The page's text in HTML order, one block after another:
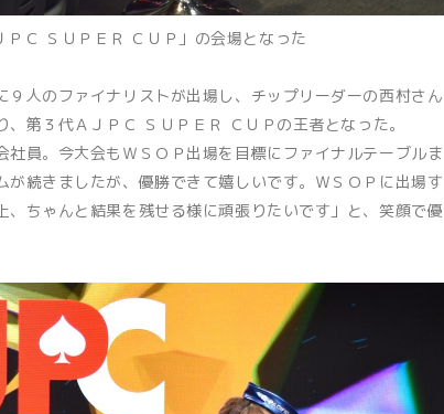
Ｃ ＳＵＰＥＲ ＣＵＰ」の会場となった
人のファイナリストが出場し、チップリーダーの西村さん
第３代ＡＪＰＣ ＳＵＰＥＲ ＣＵＰの王者となった。
員。今大会もＷＳＯＰ出場を目標にファイナルテーブルま
続きましたが、優勝できて嬉しいです。ＷＳＯＰに出場す
ちゃんと結果を残せる様に頑張りたいです」と、笑顔で優